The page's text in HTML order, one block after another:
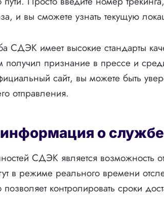
и вы сможете узнать текущую
СДЭК имеет высокие стандарты
получил признание в прессе и
сайт, вы можете быть
отправления.
о
СДЭК является возможность
в режиме реального времени
позволяет контролировать сроки